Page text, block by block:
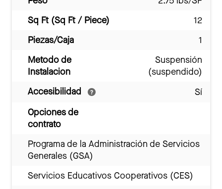
Sq Ft (Sq Ft / Piece)
12
Piezas/Caja
1
Metodo de
Instalacion
Suspensión
(suspendido)
Accesibilidad
Sí
Opciones de
contrato
Programa de la Administración de Servicios
Generales (GSA)
Servicios Educativos Cooperativos (CES)